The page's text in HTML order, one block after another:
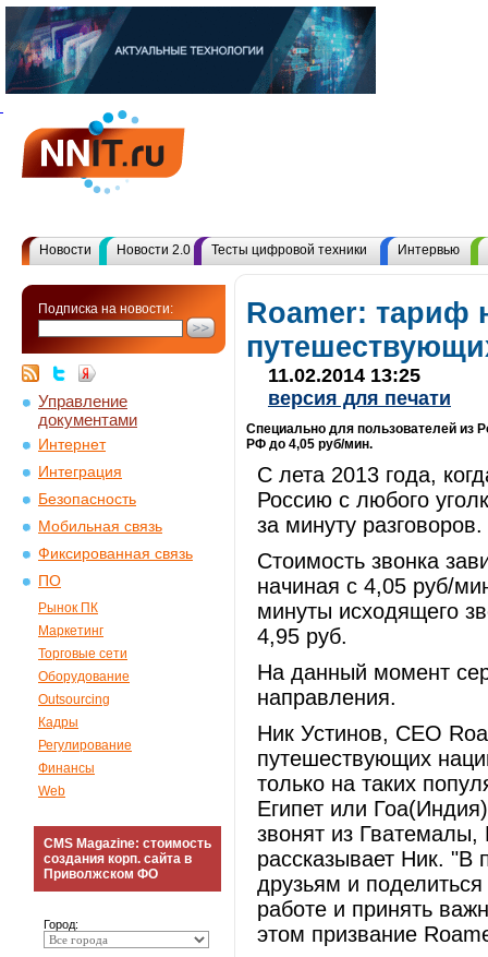
Новости Новости 2.0 Тесты цифровой техники Интервью
Подписка на новости:
Управление
документами
Интернет
Интеграция
Безопасность
Мобильная связь
Фиксированная связь
ПО
Рынок ПК
Маркетинг
Торговые сети
Оборудование
Outsourcing
Кадры
Регулирование
Финансы
Web
CMS Magazine: стоимость
создания корп. сайта в
Приволжском ФО
Город:
Roamer: тариф
11.02.2014 13:25
версия для печати
Специально для пользователей из
РФ до 4,05 руб/мин.
С лета 2013 года,
Россию с любого
за минуту
Стоимость звонка
начиная с 4,05 руб/
минуты исходящего
4,95 руб.
На данный момент
направления.
Ник Устинов, CEO
путешествующих
только на таких
Египет или
звонят из
рассказывает Ник. "В
друзьям и
работе и принять
этом призвание